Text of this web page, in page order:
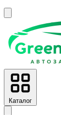
Каталог